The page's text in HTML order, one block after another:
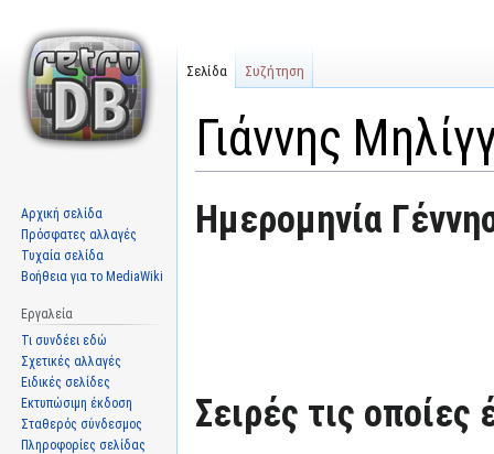
Γιάννης
Μετάβαση
στην
Πήδηση
στην
Ημερομηνία
Σειρές τις οποίες
Σελίδα Συζήτηση
Αρχική σελίδα
Πρόσφατες αλλαγές
Τυχαία σελίδα
Βοήθεια για το MediaWiki
Εργαλεία
Τι συνδέει εδώ
Σχετικές αλλαγές
Ειδικές σελίδες
Εκτυπώσιμη έκδοση
Σταθερός σύνδεσμος
Πληροφορίες σελίδας